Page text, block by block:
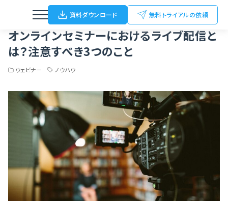
動画配信
オンライン/ハイブリットイベント
オフラインイベント
展示会（名刺Scan）
FC加盟店開拓
資料ダウンロード 無料トライアルの依頼
ブログ ウェビナー オンラインセミナーにおけるライブ配信とは？注意すべき3つのこと
オンラインセミナーにおけるライブ配信と
は？注意すべき3つのこと
ウェビナー ノウハウ